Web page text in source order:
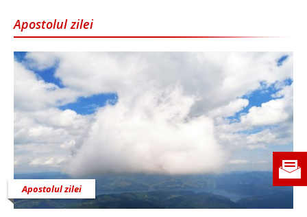
Apostolul zilei
Apostolul zilei